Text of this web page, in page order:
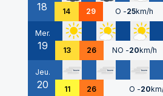
18 14 29 O -25km/h
Mer.
19 13 26 NO -20km/h
Jeu.
20 11 26 O -20